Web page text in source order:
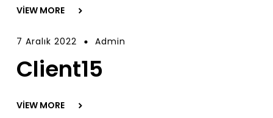
VIEW MORE
7 Aralık 2022 Admin
Client15
VIEW MORE